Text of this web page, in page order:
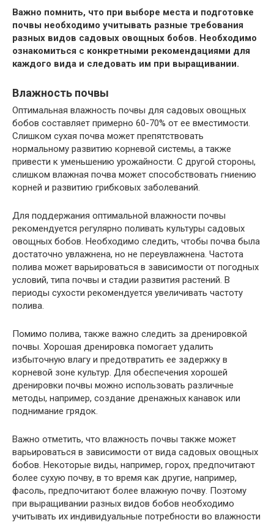
Важно помнить, что при выборе места и подготовке
почвы необходимо учитывать разные требования
разных видов садовых овощных бобов. Необходимо
ознакомиться с конкретными рекомендациями для
каждого вида и следовать им при выращивании.
Влажность почвы
Оптимальная влажность почвы для садовых овощных
бобов составляет примерно 60-70% от ее вместимости.
Слишком сухая почва может препятствовать
нормальному развитию корневой системы, а также
привести к уменьшению урожайности. С другой стороны,
слишком влажная почва может способствовать гниению
корней и развитию грибковых заболеваний.
Для поддержания оптимальной влажности почвы
рекомендуется регулярно поливать культуры садовых
овощных бобов. Необходимо следить, чтобы почва была
достаточно увлажнена, но не переувлажнена. Частота
полива может варьироваться в зависимости от погодных
условий, типа почвы и стадии развития растений. В
периоды сухости рекомендуется увеличивать частоту
полива.
Помимо полива, также важно следить за дренировкой
почвы. Хорошая дренировка помогает удалить
избыточную влагу и предотвратить ее задержку в
корневой зоне культур. Для обеспечения хорошей
дренировки почвы можно использовать различные
методы, например, создание дренажных канавок или
поднимание грядок.
Важно отметить, что влажность почвы также может
варьироваться в зависимости от вида садовых овощных
бобов. Некоторые виды, например, горох, предпочитают
более сухую почву, в то время как другие, например,
фасоль, предпочитают более влажную почву. Поэтому
при выращивании разных видов бобов необходимо
учитывать их индивидуальные потребности во влажности